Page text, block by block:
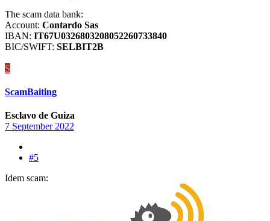
The scam data bank:
Account: Contardo Sas
IBAN: IT67U0326803208052260733840
BIC/SWIFT: SELBIT2B
S
ScamBaiting
Esclavo de Guiza
7 September 2022
#5
Idem scam: